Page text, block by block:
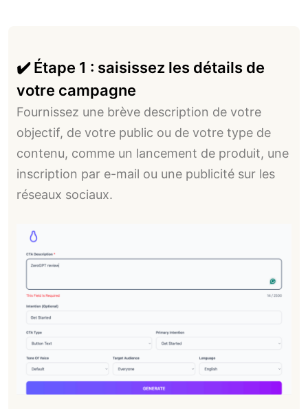
✔️ Étape 1 : saisissez les détails de
votre campagne
Fournissez une brève description de votre
objectif, de votre public ou de votre type de
contenu, comme un lancement de produit, une
inscription par e-mail ou une publicité sur les
réseaux sociaux.